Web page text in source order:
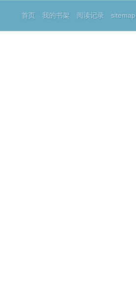
首页 我的书架 阅读记录 sitemap